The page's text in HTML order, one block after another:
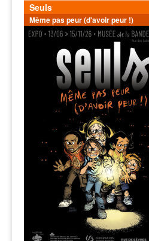
Seuls
Même pas peur (d'avoir peur !)